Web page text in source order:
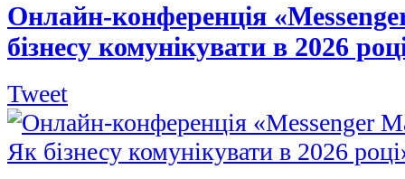
Онлайн-конференція
бізнесу комунікувати в 2026
Tweet